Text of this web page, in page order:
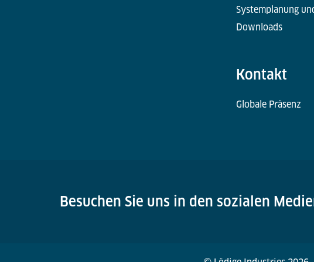
Systemplanung
Downloads
Kontakt
Globale Präsenz
Besuchen Sie uns in den sozialen